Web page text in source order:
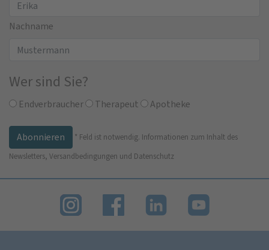
Nachname
Wer sind Sie?
Endverbraucher Therapeut Apotheke
* Feld ist notwendig. Informationen zum Inhalt des
Newsletters, Versandbedingungen und Datenschutz